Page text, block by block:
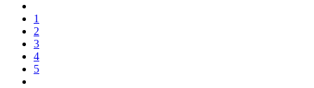
1
2
3
4
5